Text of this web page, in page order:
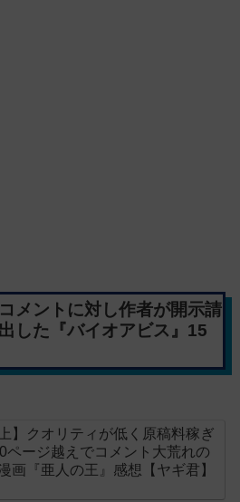
メントに対し作者が開示請
した『バイオアビス』15
上】クオリティが低く原稿料稼ぎ
ページ越えでコメント大荒れの
画『亜人の王』感想【ヤギ君】